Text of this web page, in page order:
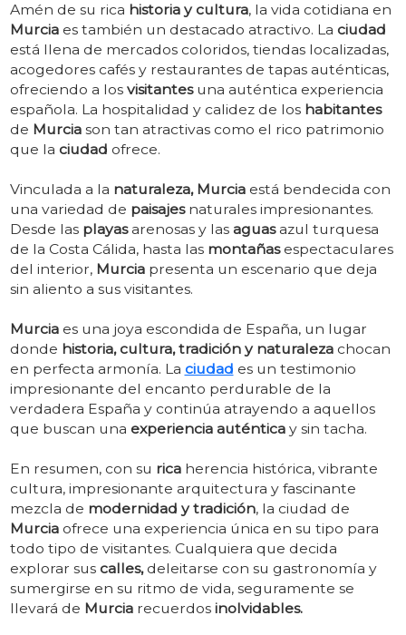
Amén de su rica historia y cultura, la vida cotidiana en
Murciaes también un destacado atractivo. La ciudad
está llena de mercados coloridos, tiendas localizadas,
acogedores cafés y restaurantes de tapas auténticas,
ofreciendo a los visitantesuna auténtica experiencia
española. La hospitalidad y calidez de los habitantes
de Murciason tan atractivas como el rico patrimonio
que la ciudad ofrece.
Vinculada a la naturaleza, Murciaestá bendecida con
una variedad de paisajesnaturales impresionantes.
Desde las playasarenosas y las aguasazul turquesa
de la Costa Cálida, hasta las montañasespectaculares
del interior, Murciapresenta un escenario que deja
sin aliento a sus visitantes.
Murciaes una joya escondida de España, un lugar
donde historia, cultura, tradición y naturalezachocan
en perfecta armonía. La ciudad es un testimonio
impresionante del encanto perdurable de la
verdadera España y continúa atrayendo a aquellos
que buscan una experiencia auténticay sin tacha.
En resumen, con su ricaherencia histórica, vibrante
cultura, impresionante arquitectura y fascinante
mezcla de modernidad y tradición, la ciudad de
Murciaofrece una experiencia única en su tipo para
todo tipo de visitantes. Cualquiera que decida
explorar sus calles,deleitarse con su gastronomía y
sumergirse en su ritmo de vida, seguramente se
llevará de Murciarecuerdos inolvidables.